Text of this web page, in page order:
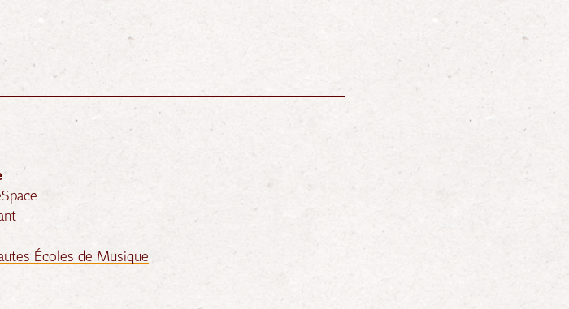
Écoles de Musique